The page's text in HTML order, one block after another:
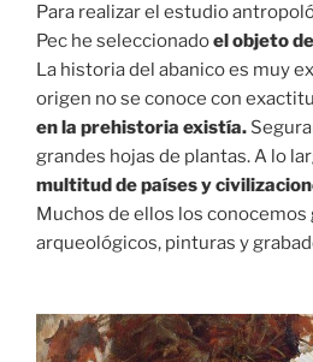
Para realizar el estudio
Pec he seleccionadoel objeto
La historia del abanico es muy
origen no se conoce con
en la prehistoria existía.
grandes hojas de plantas. A lo
multitud de países y
Muchos de ellos los conocemos
arqueológicos, pinturas y